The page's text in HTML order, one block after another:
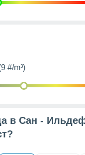
#/m³)
в Сан -
?